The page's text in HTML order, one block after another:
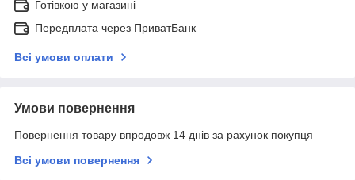
Готівкою у магазині
Передплата через ПриватБанк
Всі умови оплати
Умови повернення
Повернення товару впродовж 14 днів за рахунок покупця
Всі умови повернення